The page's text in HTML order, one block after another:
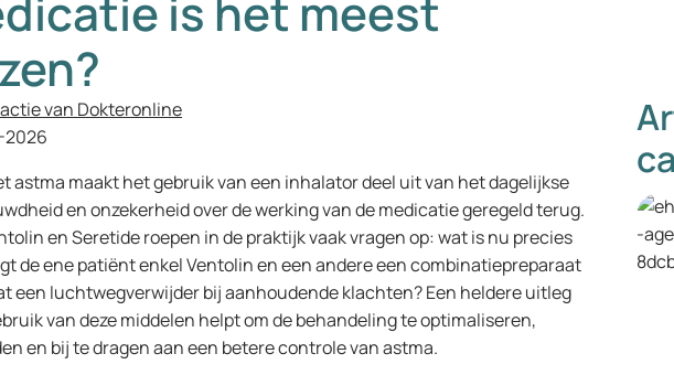
is het meest
van Dokteronline
astma maakt het gebruik van een inhalator deel uit van het dagelijkse
en onzekerheid over de werking van de medicatie geregeld terug.
en Seretide roepen in de praktijk vaak vragen op: wat is nu precies
de ene patiënt enkel Ventolin en een andere een combinatiepreparaat
een luchtwegverwijder bij aanhoudende klachten? Een heldere uitleg
van deze middelen helpt om de behandeling te optimaliseren,
en bij te dragen aan een betere controle van astma.